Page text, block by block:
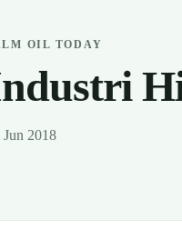
OIL TODAY
Jun 2018